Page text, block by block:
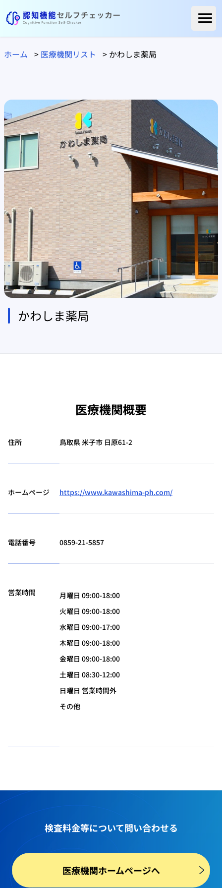
ホーム
ご利用者様の声
医療関係の方へ
自治体の方へ
医療機関リスト
ホーム > 医療機関リスト > かわしま薬局
かわしま薬局
医療機関概要
住所 鳥取県 米子市 日原61-2
ホームページ https://www.kawashima-ph.com/
電話番号 0859-21-5857
営業時間
月曜日 09:00-18:00
火曜日 09:00-18:00
水曜日 09:00-17:00
木曜日 09:00-18:00
金曜日 09:00-18:00
土曜日 08:30-12:00
日曜日 営業時間外
その他
検査料金等について問い合わせる
医療機関ホームページへ